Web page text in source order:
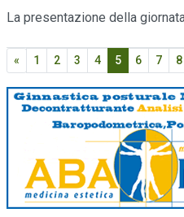
La presentazione della
« 1 2 3 4 5 6 7 8